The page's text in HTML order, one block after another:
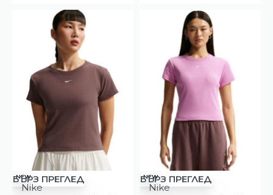
-14%
NEW
БЪРЗ ПРЕГЛЕД
Nike
-14%
NEW
БЪРЗ ПРЕГЛЕД
Nike